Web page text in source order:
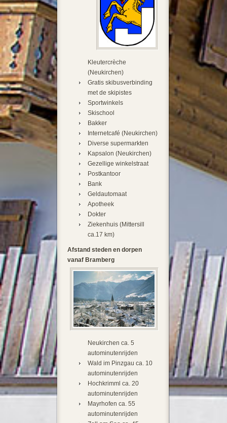
Kleutercrèche
(Neukirchen)
Gratis skibusverbinding
met de skipistes
Sportwinkels
Skischool
Bakker
Internetcafé (Neukirchen)
Diverse supermarkten
Kapsalon (Neukirchen)
Gezellige winkelstraat
Postkantoor
Bank
Geldautomaat
Apotheek
Dokter
Ziekenhuis (Mittersill
ca.17 km)
Afstand steden en dorpen
vanaf Bramberg
Neukirchen ca. 5
autominutenrijden
Wald im Pinzgau ca. 10
autominutenrijden
Hochkrimml ca. 20
autominutenrijden
Mayrhofen ca. 55
autominutenrijden